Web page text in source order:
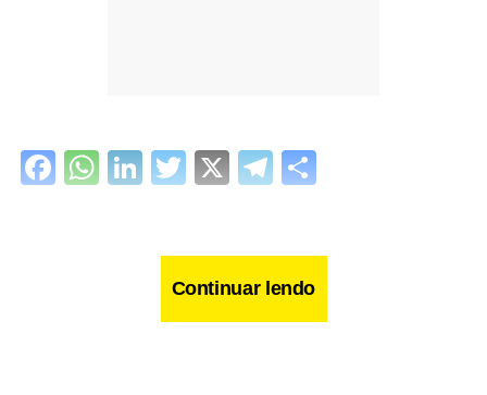
Facebook
WhatsApp
LinkedIn
Twitter
X Telegram
Continuar lendo